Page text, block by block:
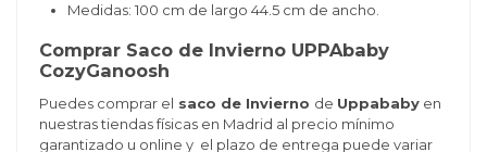
Medidas: 100 cm de largo 44.5 cm de ancho.
Comprar Saco de Invierno UPPAbaby
CozyGanoosh
Puedes comprar el saco de Invierno de Uppababyen
nuestras tiendas físicas en Madrid al precio mínimo
garantizado u online y el plazo de entrega puede variar